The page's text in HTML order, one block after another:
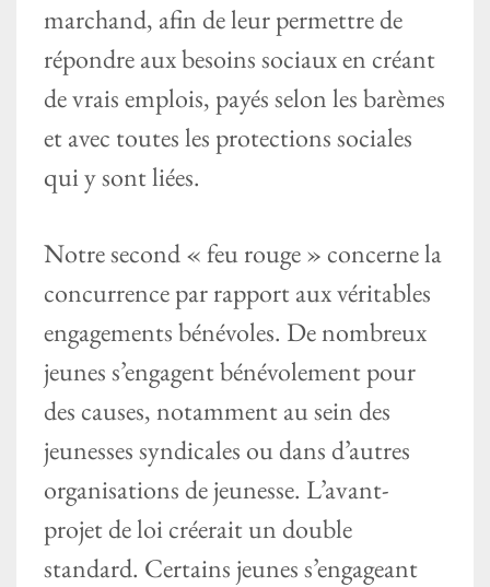
marchand, afin de leur permettre de
répondre aux besoins sociaux en créant
de vrais emplois, payés selon les barèmes
et avec toutes les protections sociales
qui y sont liées.
Notre second « feu rouge » concerne la
concurrence par rapport aux véritables
engagements bénévoles. De nombreux
jeunes s’engagent bénévolement pour
des causes, notamment au sein des
jeunesses syndicales ou dans d’autres
organisations de jeunesse. L’avant-
projet de loi créerait un double
standard. Certains jeunes s’engageant